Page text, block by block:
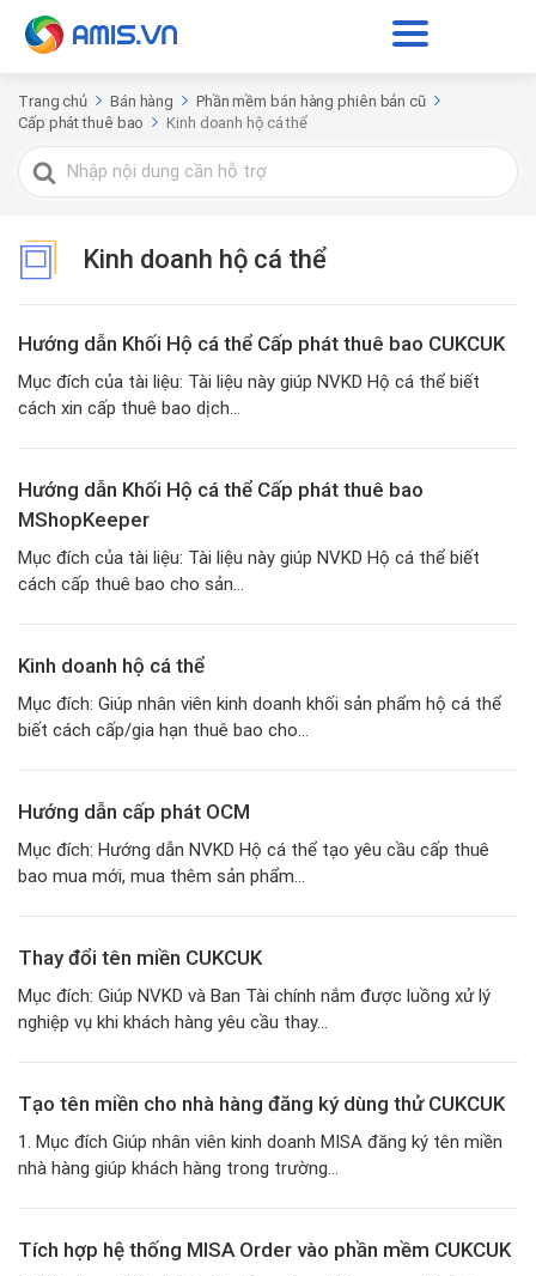
Trang chủ Bán hàng
Phần mềm bán hàng phiên bản cũ
Cấp phát thuê bao
Kinh doanh hộ cá thể
Tìm
kiếm
Kinh doanh hộ cá thể
Hướng dẫn Khối Hộ cá thể Cấp phát thuê bao CUKCUK
Mục đích của tài liệu: Tài liệu này giúp NVKD Hộ cá thể biết
cách xin cấp thuê bao dịch...
Hướng dẫn Khối Hộ cá thể Cấp phát thuê bao
MShopKeeper
Mục đích của tài liệu: Tài liệu này giúp NVKD Hộ cá thể biết
cách cấp thuê bao cho sản...
Kinh doanh hộ cá thể
Mục đích: Giúp nhân viên kinh doanh khối sản phẩm hộ cá thể
biết cách cấp/gia hạn thuê bao cho...
Hướng dẫn cấp phát OCM
Mục đích: Hướng dẫn NVKD Hộ cá thể tạo yêu cầu cấp thuê
bao mua mới, mua thêm sản phẩm...
Thay đổi tên miền CUKCUK
Mục đích: Giúp NVKD và Ban Tài chính nắm được luồng xử lý
nghiệp vụ khi khách hàng yêu cầu thay...
Tạo tên miền cho nhà hàng đăng ký dùng thử CUKCUK
1. Mục đích Giúp nhân viên kinh doanh MISA đăng ký tên miền
nhà hàng giúp khách hàng trong trường...
Tích hợp hệ thống MISA Order vào phần mềm CUKCUK